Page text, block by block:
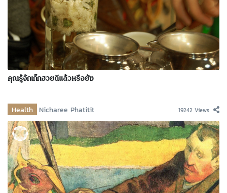
คุณรู้จักเก๊กฮวยดีแล้วหรือยัง
Health Nicharee Phatitit 19242 Views